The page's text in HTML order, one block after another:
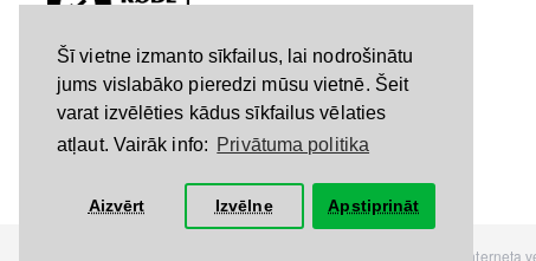
Šī vietne izmanto sīkfailus, lai nodrošinātu
jums vislabāko pieredzi mūsu vietnē. Šeit
varat izvēlēties kādus sīkfailus vēlaties
atļaut. Vairāk info: Privātuma politika
Aizvērt Izvēlne Apstiprināt
LV-A58C07DF
Visas tiesības rezervētas.